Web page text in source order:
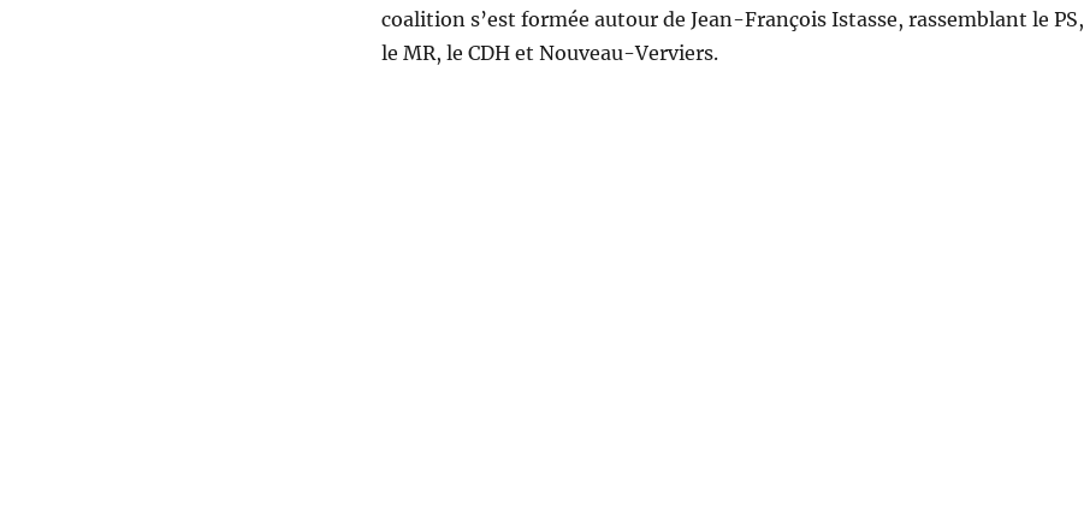
coalition s’est formée autour de Jean-François Istasse, rassemblant le PS,
le MR, le CDH et Nouveau-Verviers.